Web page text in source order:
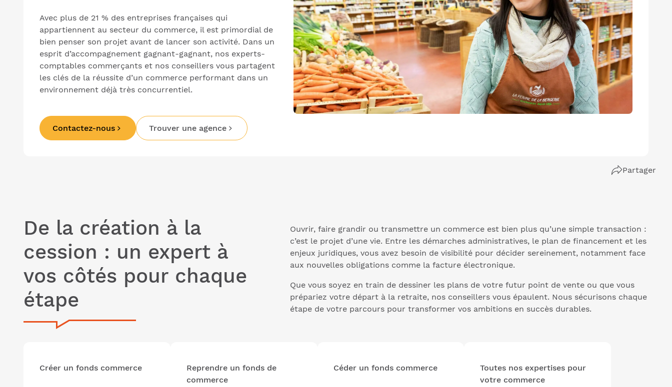
Avec plus de 21 % des entreprises françaises qui
appartiennent au secteur du commerce, il est primordial de
bien penser son projet avant de lancer son activité. Dans un
esprit d’accompagnement gagnant-gagnant, nos experts-
comptables commerçants et nos conseillers vous partagent
les clés de la réussite d’un commerce performant dans un
environnement déjà très concurrentiel.
Contactez-nous Trouver une agence
Partager
De la création à la
cession : un expert à
vos côtés pour chaque
étape
Ouvrir, faire grandir ou transmettre un commerce est bien plus qu’une simple transaction :
c’est le projet d’une vie. Entre les démarches administratives, le plan de financement et les
enjeux juridiques, vous avez besoin de visibilité pour décider sereinement, notamment face
aux nouvelles obligations comme la facture électronique.
Que vous soyez en train de dessiner les plans de votre futur point de vente ou que vous
prépariez votre départ à la retraite, nos conseillers vous épaulent. Nous sécurisons chaque
étape de votre parcours pour transformer vos ambitions en succès durables.
Créer un fonds commerce
Reprendre un fonds de
commerce
Céder un fonds commerce
Toutes nos expertises pour
votre commerce